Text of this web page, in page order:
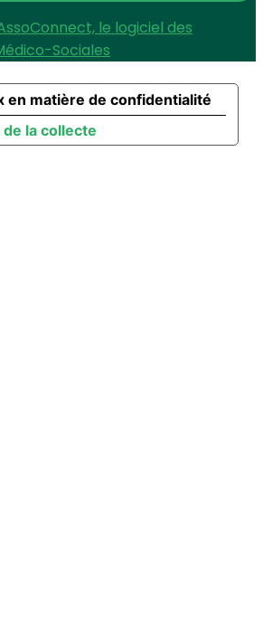
le logiciel des
Sociales
la collecte
en matière de confidentialité